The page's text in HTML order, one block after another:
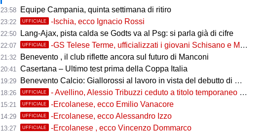
23:58 Equipe Campania, quinta settimana di ritiro
23:22 UFFICIALE -Ischia, ecco Ignacio Rossi
22:50 Lang-Ajax, pista calda se Godts va al Psg: si parla già di cifre
22:07 UFFICIALE -GS Telese Terme, ufficializzati i giovani Schisano e Miretto
21:32 Benevento , il club riflette ancora sul futuro di Manconi
20:41 Casertana – Ultimo test prima della Coppa Italia
19:29 Benevento Calcio: Giallorossi al lavoro in vista del debutto di Coppa Italia
18:26 UFFICIALE - Avellino, Alessio Tribuzzi ceduto a titolo temporaneo al Bari
15:21 UFFICIALE -Ercolanese, ecco Emilio Vanacore
14:29 UFFICIALE -Ercolanese, ecco Alessandro Izzo
13:27 UFFICIALE -Ercolanese , ecco Vincenzo Dommarco